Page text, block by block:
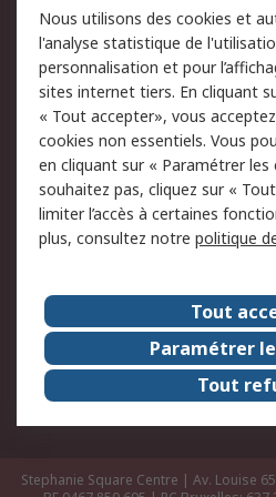
Retours
Track & trace
Legal
Politique de cookies
Politique de protection
des données - Mise à
jour
A propos de RS
Le groupe RS Group
RS dans le monde
ESG
Stephanie Square Centre | Av. Louise
Nous utilisons des cookies et
l'analyse statistique de
personnalisation et pour
sites internet tiers. En cliquant
« Tout accepter», vous
cookies non essentiels. Vous
en cliquant sur « Paramétrer les
souhaitez pas, cliquez sur «
limiter l’accès à certaines
plus, consultez notre politique
Tout
Paramétrer
Tout